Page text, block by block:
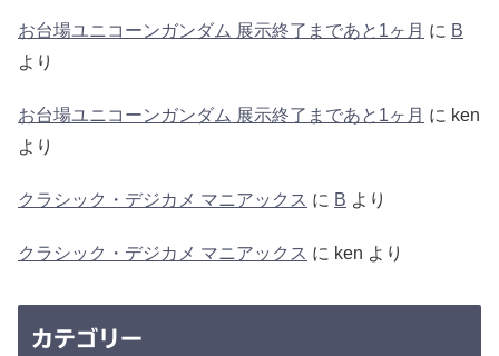
お台場ユニコーンガンダム 展示終了まであと1ヶ月 に B
より
お台場ユニコーンガンダム 展示終了まであと1ヶ月 に ken
より
クラシック・デジカメ マニアックス に B より
クラシック・デジカメ マニアックス に ken より
カテゴリー